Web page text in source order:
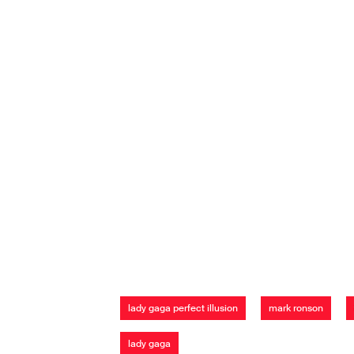
lady gaga perfect illusion mark ronson
lady gaga